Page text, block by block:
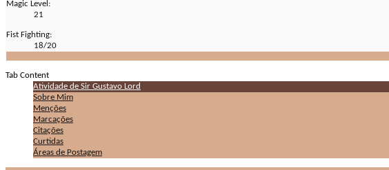
Magic Level:
21
Fist Fighting:
18/20
Tab Content
Atividade de Sir Gustavo Lord
Sobre Mim
Menções
Marcações
Citações
Curtidas
Áreas de Postagem